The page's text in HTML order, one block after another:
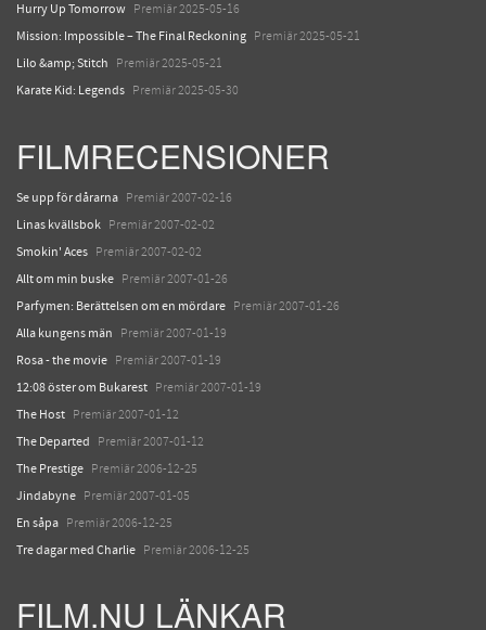
Hurry Up Tomorrow Premiär 2025-05-16
Mission: Impossible – The Final Reckoning Premiär 2025-05-21
Lilo &amp; Stitch Premiär 2025-05-21
Karate Kid: Legends Premiär 2025-05-30
FILMRECENSIONER
Se upp för dårarna Premiär 2007-02-16
Linas kvällsbok Premiär 2007-02-02
Smokin' Aces Premiär 2007-02-02
Allt om min buske Premiär 2007-01-26
Parfymen: Berättelsen om en mördare Premiär 2007-01-26
Alla kungens män Premiär 2007-01-19
Rosa - the movie Premiär 2007-01-19
12:08 öster om Bukarest Premiär 2007-01-19
The Host Premiär 2007-01-12
The Departed Premiär 2007-01-12
The Prestige Premiär 2006-12-25
Jindabyne Premiär 2007-01-05
En såpa Premiär 2006-12-25
Tre dagar med Charlie Premiär 2006-12-25
FILM.NU LÄNKAR